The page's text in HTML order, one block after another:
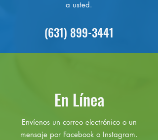
a usted.
(631) 899-3441
En Línea
Envíenos un correo electrónico o un
mensaje por Facebook o Instagram.